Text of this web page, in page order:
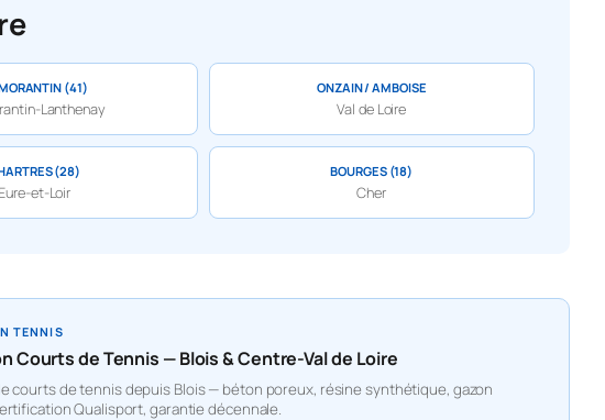
(41)
Lanthenay
ONZAIN / AMBOISE
Val de Loire
(28)
Eure-et-Loir
BOURGES (18)
Cher
TENNIS
Courts de Tennis — Blois & Centre-Val de Loire
courts de tennis depuis Blois — béton poreux, résine synthétique, gazon
Qualisport, garantie décennale.